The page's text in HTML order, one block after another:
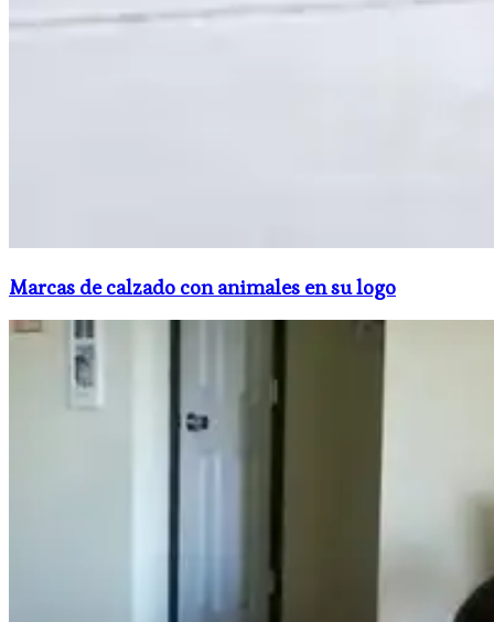
​Marcas de calzado con animales en su logo